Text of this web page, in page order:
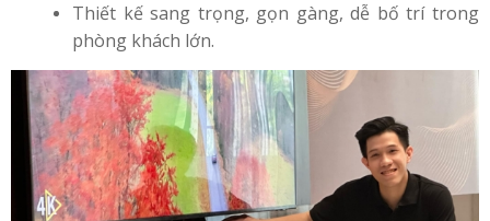
Thiết kế sang trọng, gọn gàng, dễ bố trí trong
phòng khách lớn.